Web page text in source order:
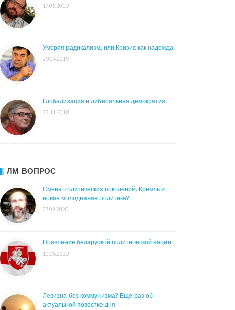
17.06.2019
Умеряя радикализм, или Кризис как надежда.
29.04.2019
Глобализация и либеральная демократия
23.11.2018
ЛМ-ВОПРОС
Смена политических поколений. Кремль и
новая молодежная политика?
07.08.2020
Появление беларуской политической нации
10.08.2020
Левизна без коммунизма? Ещё раз об
актуальной повестке дня